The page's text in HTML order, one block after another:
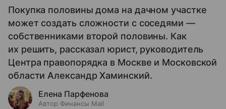
Покупка половины дома на дачном участке
может создать сложности с соседями —
собственниками второй половины. Как
их решить, рассказал юрист, руководитель
Центра правопорядка в Москве и Московской
области Александр Хаминский.
Елена Парфенова
Автор Финансы Mail